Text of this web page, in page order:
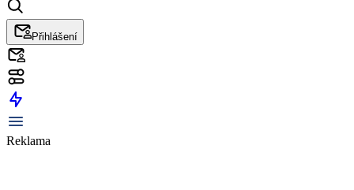
Přihlášení
Reklama